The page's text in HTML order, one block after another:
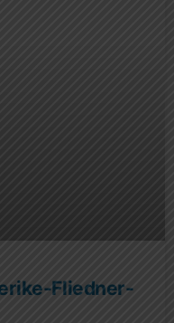
Fliedner-